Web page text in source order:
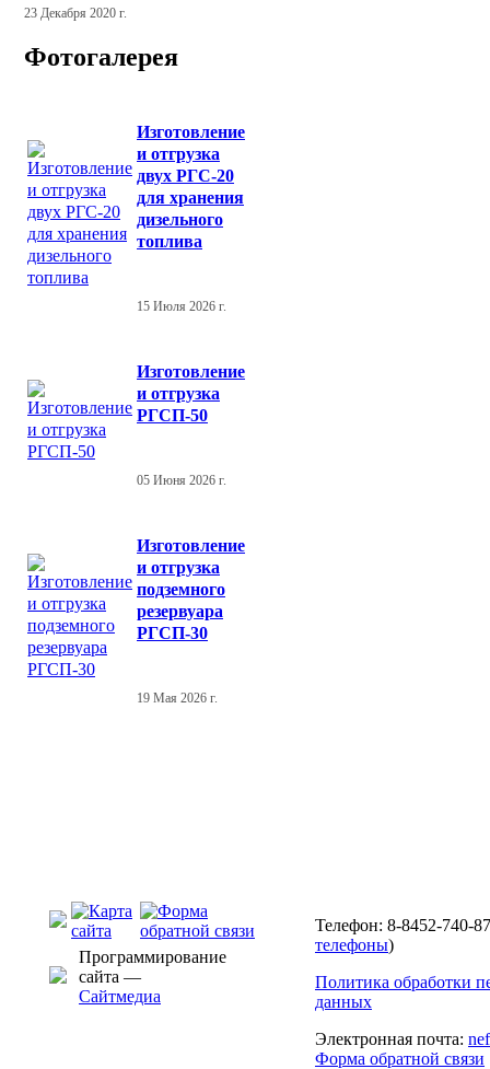
23 Декабря 2020 г.
Фотогалерея
Изготовление
и отгрузка
двух РГС-20
для хранения
дизельного
топлива
15 Июля 2026 г.
Изготовление
и отгрузка
РГСП-50
05 Июня 2026 г.
Изготовление
и отгрузка
подземного
резервуара
РГСП-30
19 Мая 2026 г.
Программирование
сайта —
Сайтмедиа
Телефон: 8-8452-740-
телефоны)
Политика обработки
данных
Электронная почта:
Форма обратной связи